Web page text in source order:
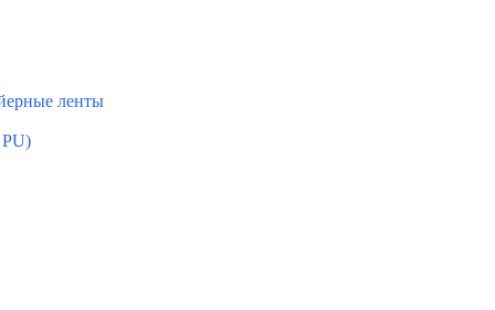
ленты
PU)